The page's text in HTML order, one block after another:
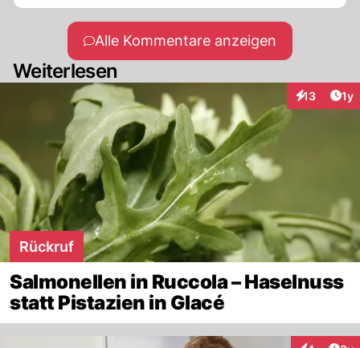
Alle Kommentare anzeigen
Weiterlesen
13 1y
Rückruf
Salmonellen in Ruccola – Haselnuss
statt Pistazien in Glacé